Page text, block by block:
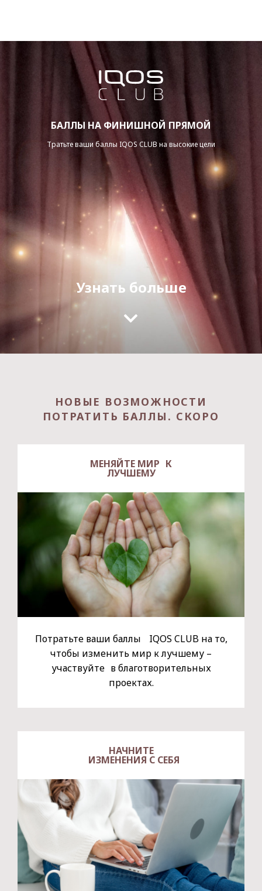
БАЛЛЫ НА ФИНИШНОЙ ПРЯМОЙ
Тратьте ваши баллы IQOS CLUB на высокие цели
Узнать больше
НОВЫЕ ВОЗМОЖНОСТИ
ПОТРАТИТЬ БАЛЛЫ. СКОРО
МЕНЯЙТЕ МИР К
ЛУЧШЕМУ
Потратьте ваши баллы IQOS CLUB на то,
чтобы изменить мир к лучшему –
участвуйте в благотворительных
проектах.
НАЧНИТЕ
ИЗМЕНЕНИЯ C СЕБЯ